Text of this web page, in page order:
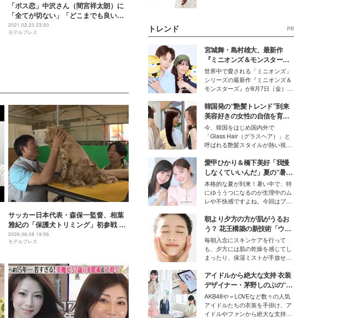
「ボス恋」中沢さん（間宮祥太朗）に
「全てが切ない」「どこまでも良い
人」の声相次ぐ
2021.02.23 23:50
モデルプレス
サッカー日本代表・森保一監督、相葉
雅紀の「保護犬トリミング」初参戦 ド
リームチームで心込めて挑む【24時間
テレビ49】
2026.08.08 19:56
モデルプレス
トレンド PR
宮城舞・島村雄大、最新作
『ミニオンズ＆モンスター
ズ』の魅力熱弁 ハチャメチャ
だけじゃない“友情と絆”に感
動
世界中で愛される「ミニオンズ」
シリーズの最新作『ミニオンズ＆
モンスターズ』が8月7日（金）に
ニオン好き”という共通点を持つモ
デルの宮城舞と島村雄大の特別対
談をお届け！それぞれの視点か
ら、今作ならではの魅力や予想外
の感動をもたらす奥深いストーリ
ーについて熱く語り合ってもらっ
た。
韓国発の“艶髪トレンド”到来
美容好きの女性の自信を育む
「ヘアケア事情」って？
今、韓国をはじめ国内外で
「Glass Hair（グラスヘア）」と
呼ばれる艶髪スタイルが熱い視線
ションの完成度を高めるベースと
して、“髪そのものの美しさ”に改
めて注目する人が増えている様
子。今回は、そんな憧れの艶やか
な髪を日常で叶える、美容好きの
女性たちのヘアケア事情を紹介し
ます。
愛甲ひかり＆橋下美好「我慢
しなくていいんだ」夏の“暑さ
対策”の新しい選択肢とは？
本格的な夏が到来！暑い中で、特
にゆううつになるのが生理中のム
レや不快感ですよね。今回はプラ
モデル・愛甲ひかりさんと橋下美
好さんを迎えて本音で女子会トー
ク。猛暑のお出かけを快適に過ご
すヒントや、2人が感動した夏の
生理の新常識にも迫りました。
朝より夕方の方が肌がうるお
う？ 花王構築の新技術「ウォ
ーターキャプチャリングスキ
ン（捕水肌）」がスキンケア
の常識を変える予感
毎朝入念にスキンケアを行って
も、夕方には肌の乾燥を感じてし
まったり、保湿ミストが手放せな
な美容の常識を大きく変える可能
性を秘めた、革新的な「Water
Capturing Skin（ウォーターキャ
プチャリングスキン：捕水肌）」
技術を、花王が構築した。
アイドルから絶大な支持 衣装
デザイナー・茅野しのぶの“可
愛い”を作る美学＜「シチズン
クロスシー」インタビュー＞
AKB48や＝LOVEなど数々の人気
アイドルたちの衣装を手掛け、ア
イドルやファンから絶大な支持を